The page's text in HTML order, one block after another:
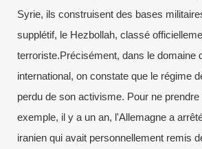
Syrie, ils construisent des bases
supplétif, le Hezbollah, classé
terroriste.Précisément, dans le domaine
international, on constate que le régime
perdu de son activisme. Pour ne prendre
exemple, il y a un an, l'Allemagne a
iranien qui avait personnellement remis